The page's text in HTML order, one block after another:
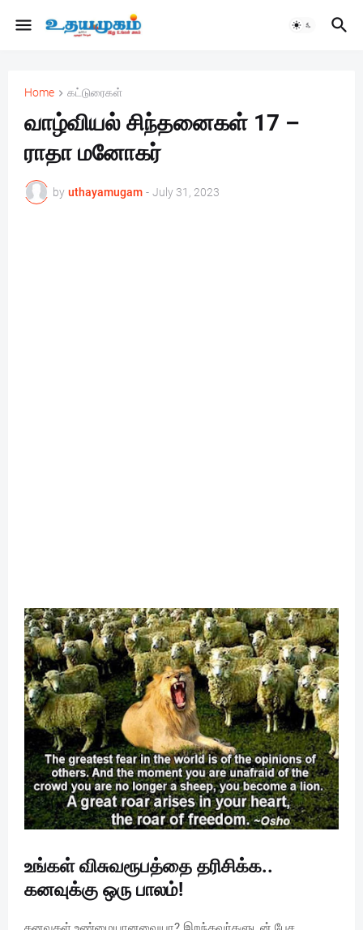
Home கட்டுரைகள்
வாழ்வியல் சிந்தனைகள் 17 –
ராதா மனோகர்
by uthayamugam - July 31, 2023
உங்கள் விசுவரூபத்தை தரிசிக்க..
கனவுக்கு ஒரு பாலம்!